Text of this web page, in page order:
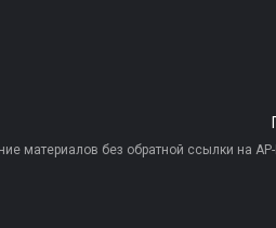
материалов без обратной ссылки на